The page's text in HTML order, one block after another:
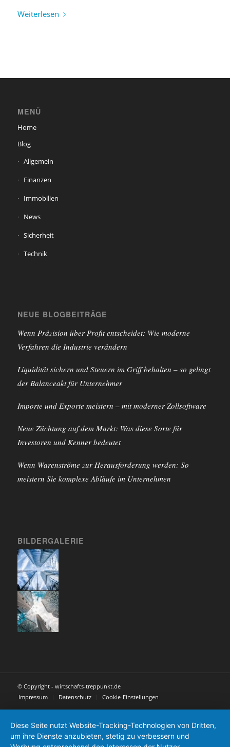
Weiterlesen
MENÜ
Home
Blog
Allgemein
Finanzen
Immobilien
News
Sicherheit
Technik
NEUE BLOGBEITRÄGE
Wenn Präzision über Profit entscheidet: Wie moderne
Verfahren die Industrie verändern
Liquidität sichern und Steuern im Griff behalten – so gelingt
der Balanceakt für Unternehmer
Importe und Exporte meistern – mit moderner Zollsoftware
Neue Züchtung auf dem Markt: Was diese Sorte für
Investoren und Kenner bedeutet
Wenn Warenströme zur Herausforderung werden: So
meistern Sie komplexe Abläufe im Unternehmen
BILDERGALERIE
© Copyright - wirtschafts-treppunkt.de
Impressum
Datenschutz Cookie-Einstellungen
Diese Seite nutzt Website-Tracking-Technologien von Dritten,
um ihre Dienste anzubieten, stetig zu verbessern und